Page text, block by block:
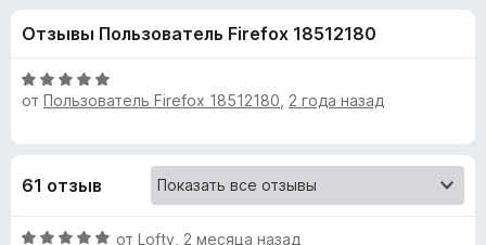
е
а
e
а
«
C
o
4
з
5
Отзывы Пользователь Firefox 18512180
О
ц
н
н
от Пользователь Firefox 18512180 2 года назад
61 отзыв
О
от Lofty 2 месяца назад